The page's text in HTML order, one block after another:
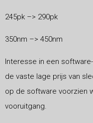
245pk –> 290pk
350nm –> 450nm
Interesse in een
de vaste lage prijs van
op de software voorzien
vooruitgang.